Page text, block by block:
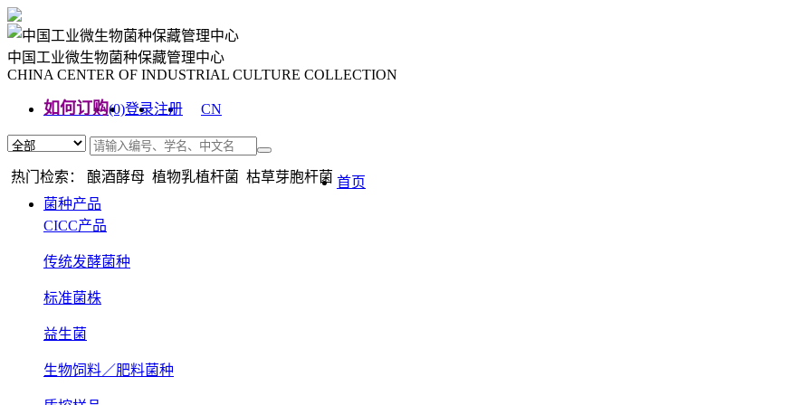
中国工业微生物菌种保藏管理中心
CHINA CENTER OF INDUSTRIAL CULTURE COLLECTION
如何订购(0)登录注册
CN
热门检索： 酿酒酵母 植物乳植杆菌 枯草芽胞杆菌 首页
菌种产品
CICC产品
传统发酵菌种
标准菌株
益生菌
生物饲料／肥料菌种